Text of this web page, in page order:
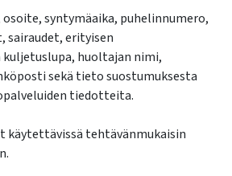
syntymäaika, puhelinnumero,
erityisen
kuljetuslupa, huoltajan nimi,
sekä tieto suostumuksesta
tiedotteita.
käytettävissä tehtävänmukaisin